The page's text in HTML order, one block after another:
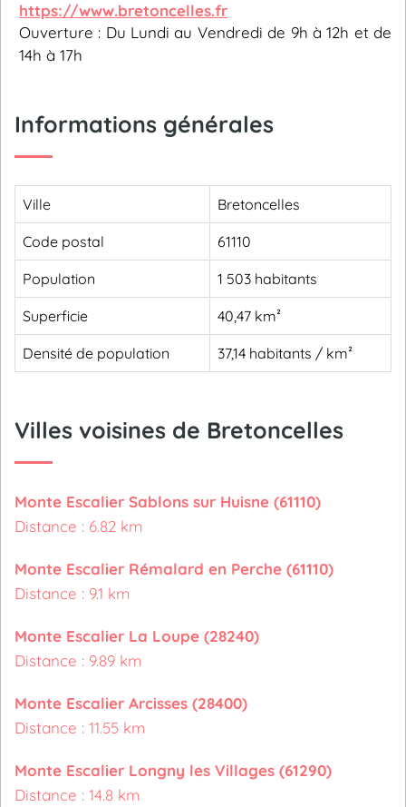
https://www.bretoncelles.fr
Ouverture : Du Lundi au Vendredi de 9h à 12h et de
14h à 17h
Informations générales
Ville Bretoncelles
Code postal 61110
Population 1 503 habitants
Superficie 40,47 km²
Densité de population 37,14 habitants / km²
Villes voisines de Bretoncelles
Monte Escalier Sablons sur Huisne (61110)
Distance : 6.82 km
Monte Escalier Rémalard en Perche (61110)
Distance : 9.1 km
Monte Escalier La Loupe (28240)
Distance : 9.89 km
Monte Escalier Arcisses (28400)
Distance : 11.55 km
Monte Escalier Longny les Villages (61290)
Distance : 14.8 km